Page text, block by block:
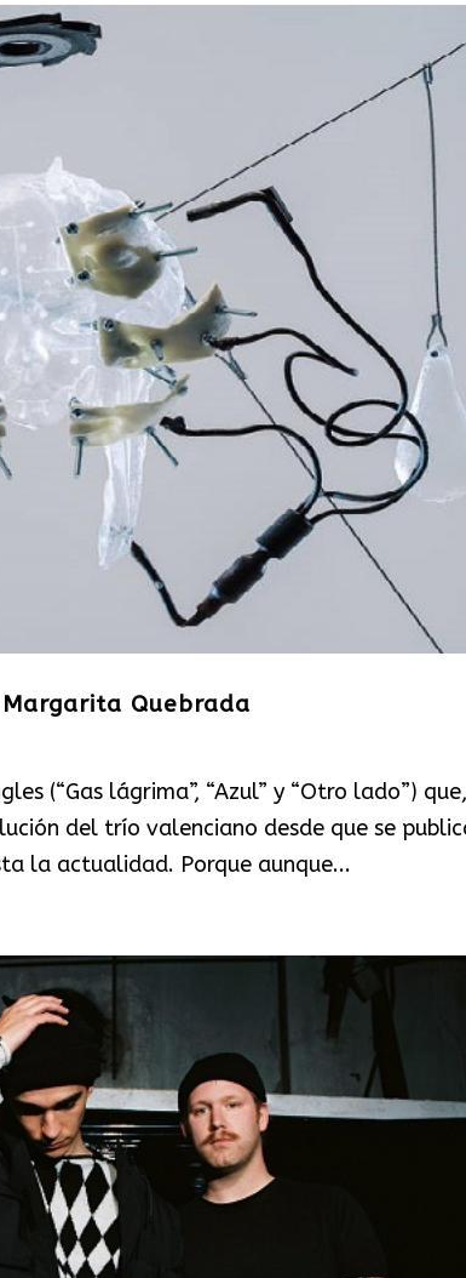
Quebrada
(“Gas lágrima”, “Azul” y “Otro lado”) que,
del trío valenciano desde que se
la actualidad. Porque aunque...